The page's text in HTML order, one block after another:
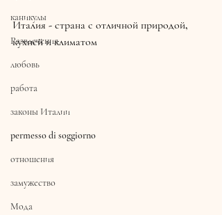
каникулы
Развлечения
любовь
работа
законы Италии
permesso di soggiorno
отношения
замужество
Мода
Италия - страна с отличной природой,
кухней и климатом